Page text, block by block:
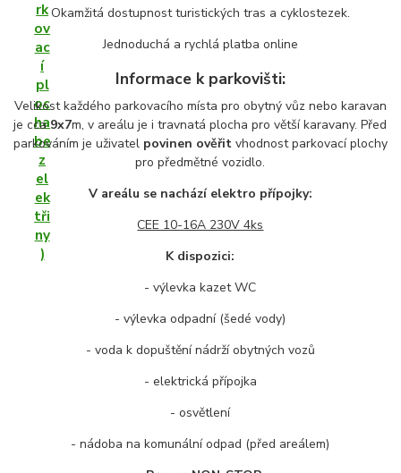
Okamžitá dostupnost turistických tras a cyklostezek.
Jednoduchá a rychlá platba online
Informace k parkovišti:
Velikost každého parkovacího místa pro obytný vůz nebo karavan
je cca9x7m, v areálu je i travnatá plocha pro větší karavany. Před
parkováním je uživatel povinen ověřitvhodnost parkovací plochy
pro předmětné vozidlo.
V areálu se nachází elektro přípojky:
CEE 10-16A 230V 4ks
K dispozici:
- výlevka kazet WC
- výlevka odpadní (šedé vody)
- voda k dopuštění nádrží obytných vozů
- elektrická přípojka
- osvětlení
- nádoba na komunální odpad (před areálem)